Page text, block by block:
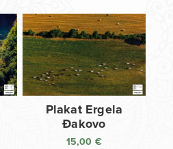
Plakat Ergela
Đakovo
15,00 €